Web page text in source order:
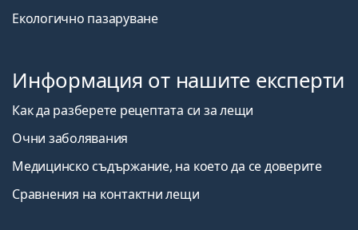
Екологично пазаруване
Информация от нашите експерти
Как да разберете рецептата си за лещи
Очни заболявания
Медицинско съдържание, на което да се доверите
Сравнения на контактни лещи